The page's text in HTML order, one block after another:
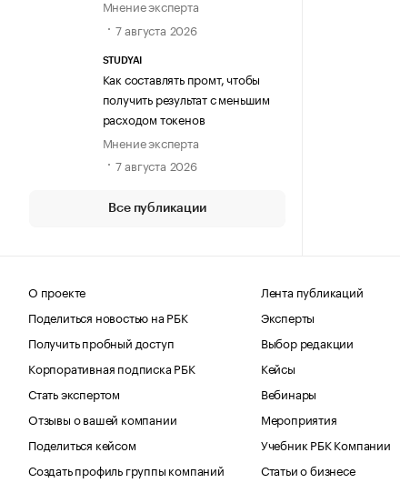
Мнение эксперта
7 августа 2026
STUDYAI
Как составлять промт, чтобы
получить результат с меньшим
расходом токенов
Мнение эксперта
7 августа 2026
Все публикации
О проекте
Поделиться новостью на РБК
Получить пробный доступ
Корпоративная подписка РБК
Стать экспертом
Отзывы о вашей компании
Поделиться кейсом
Создать профиль группы компаний
Лента публикаций
Эксперты
Выбор редакции
Кейсы
Вебинары
Мероприятия
Учебник РБК Компании
Статьи о бизнесе